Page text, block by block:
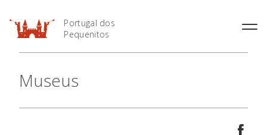
Portugal dos
Pequenitos
Áreas Temáticas
Horário
Museus